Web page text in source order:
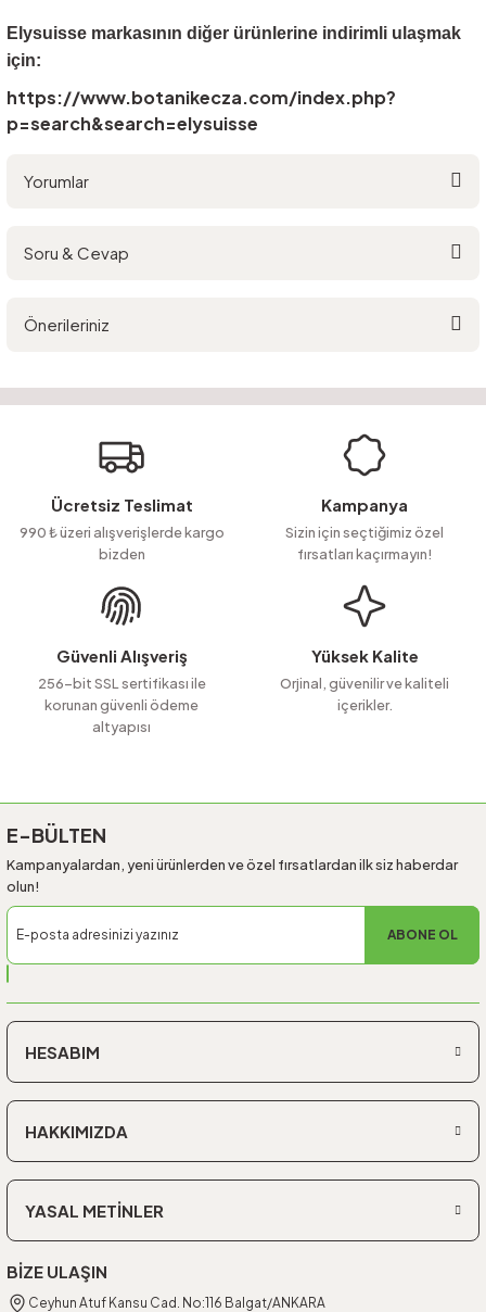
Elysuisse markasının diğer ürünlerine indirimli ulaşmak
için:
https://www.botanikecza.com/index.php?
p=search&search=elysuisse
Yorumlar
Soru & Cevap
Soru Sor
Önerileriniz
Görüş ve önerileriniz için teşekkür ederiz.
Ürün resmi kalitesiz, bozuk veya görüntülenemiyor.
Ürün açıklamasında eksik bilgiler bulunuyor.
Ürün bilgilerinde hatalar bulunuyor.
Ürün fiyatı diğer sitelerden daha pahalı.
Bu ürüne benzer farklı alternatifler olmalı.
Ücretsiz Teslimat
990 ₺ üzeri alışverişlerde kargo
bizden
Kampanya
Sizin için seçtiğimiz özel
fırsatları kaçırmayın!
Güvenli Alışveriş
256-bit SSL sertifikası ile
korunan güvenli ödeme
altyapısı
Yüksek Kalite
Orjinal, güvenilir ve kaliteli
içerikler.
E-BÜLTEN
Kampanyalardan, yeni ürünlerden ve özel fırsatlardan ilk siz haberdar
olun!
ABONE OL
HESABIM
HAKKIMIZDA
YASAL METİNLER
BİZE ULAŞIN
Ceyhun Atuf Kansu Cad. No:116 Balgat/ANKARA